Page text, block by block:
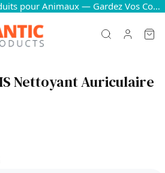
-20 % sur Tous les Produits pour Animaux — Gardez Vos Compagnons Heureux et en Bonne Santé
Nettoyant Auriculaire
partir de $28.05